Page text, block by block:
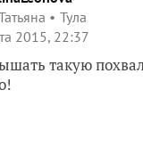
Тула
2015, 22:37
такую